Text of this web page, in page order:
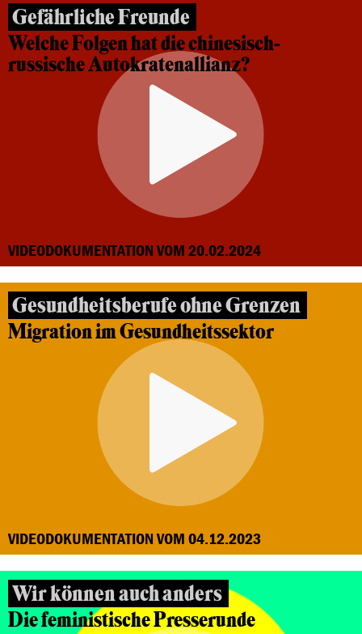
Gefährliche Freunde
Welche Folgen hat die chinesisch-
russische Autokratenallianz?
VIDEODOKUMENTATION VOM 20.02.2024
Gesundheitsberufe ohne Grenzen
Migration im Gesundheitssektor
VIDEODOKUMENTATION VOM 04.12.2023
Wir können auch anders
Die feministische Presserunde